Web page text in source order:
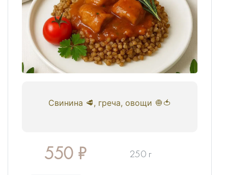
Свинина 🥩, греча, овощи 🧅🍅
550 ₽ 250 г